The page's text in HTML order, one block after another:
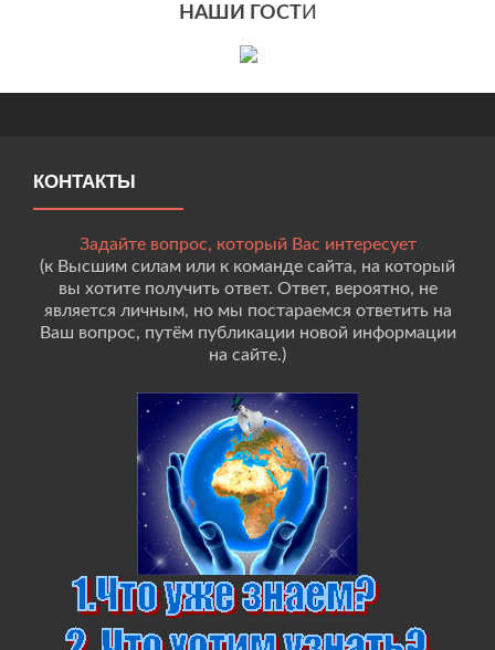
НАШИ ГОСТИ
КОНТАКТЫ
Задайте вопрос, который Вас интересует
(к Высшим силам или к команде сайта, на который
вы хотите получить ответ. Ответ, вероятно, не
является личным, но мы постараемся ответить на
Ваш вопрос, путём публикации новой информации
на сайте.)